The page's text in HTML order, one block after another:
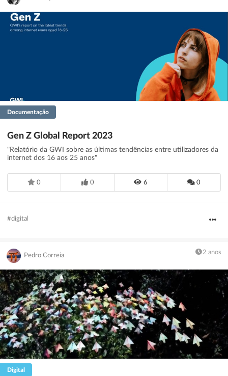
Filtrar
Documentação
Gen Z Global Report 2023
"Relatório da GWI sobre as últimas tendências entre utilizadores da
internet dos 16 aos 25 anos"
0 0 6 0
#digital
Pedro Correia 2 anos
Digital